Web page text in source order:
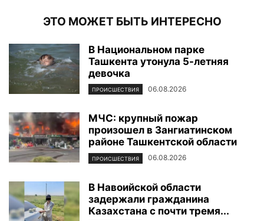
ЭТО МОЖЕТ БЫТЬ ИНТЕРЕСНО
В Национальном парке
Ташкента утонула 5-летняя
девочка
ПРОИСШЕСТВИЯ 06.08.2026
МЧС: крупный пожар
произошел в Зангиатинском
районе Ташкентской области
ПРОИСШЕСТВИЯ 06.08.2026
В Навоийской области
задержали гражданина
Казахстана с почти тремя...